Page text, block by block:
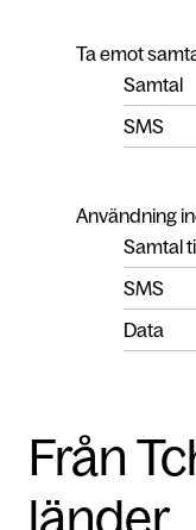
Ta emot
Samtal
SMS
Användning
Samtal
SMS
Data
Från
länder